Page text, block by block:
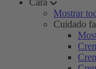
Cara
Mostrar
Cuidado